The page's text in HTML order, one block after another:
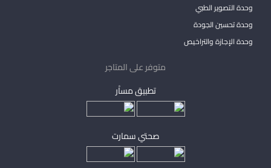
وحدة التصوير الطبي
وحدة تحسين الجودة
وحدة الإجازة والتراخيص
متوفر على المتاجر
تطبيق مساْر
صحتي سمارت